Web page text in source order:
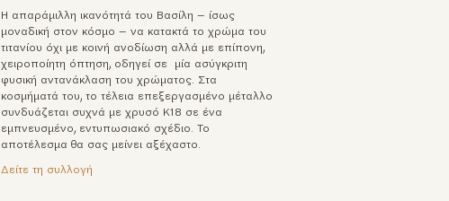
Η απαράμιλλη ικανότητά του Βασίλη – ίσως
μοναδική στον κόσμο – να κατακτά το χρώμα του
τιτανίου όχι με κοινή ανοδίωση αλλά με επίπονη,
χειροποίητη όπτηση, οδηγεί σε μία ασύγκριτη
φυσική αντανάκλαση του χρώματος. Στα
κοσμήματά του, το τέλεια επεξεργασμένο μέταλλο
συνδυάζεται συχνά με χρυσό K18 σε ένα
εμπνευσμένο, εντυπωσιακό σχέδιο. Το
αποτέλεσμα θα σας μείνει αξέχαστο.
Δείτε τη συλλογή